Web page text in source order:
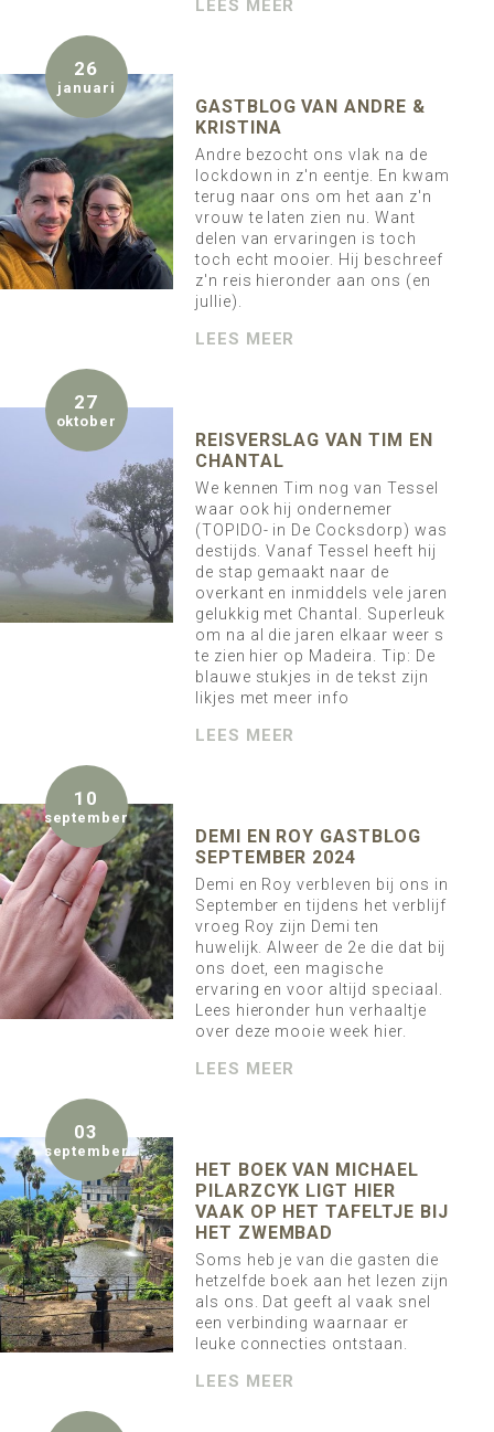
LEES MEER
26
januari
GASTBLOG VAN ANDRE &
KRISTINA
Andre bezocht ons vlak na de
lockdown in z'n eentje. En kwam
terug naar ons om het aan z'n
vrouw te laten zien nu. Want
delen van ervaringen is toch
toch echt mooier. Hij beschreef
z'n reis hieronder aan ons (en
jullie).
LEES MEER
27
oktober
REISVERSLAG VAN TIM EN
CHANTAL
We kennen Tim nog van Tessel
waar ook hij ondernemer
(TOPIDO- in De Cocksdorp) was
destijds. Vanaf Tessel heeft hij
de stap gemaakt naar de
overkant en inmiddels vele jaren
gelukkig met Chantal. Superleuk
om na al die jaren elkaar weer s
te zien hier op Madeira. Tip: De
blauwe stukjes in de tekst zijn
likjes met meer info
LEES MEER
10
september
DEMI EN ROY GASTBLOG
SEPTEMBER 2024
Demi en Roy verbleven bij ons in
September en tijdens het verblijf
vroeg Roy zijn Demi ten
huwelijk. Alweer de 2e die dat bij
ons doet, een magische
ervaring en voor altijd speciaal.
Lees hieronder hun verhaaltje
over deze mooie week hier.
LEES MEER
03
september
HET BOEK VAN MICHAEL
PILARZCYK LIGT HIER
VAAK OP HET TAFELTJE BIJ
HET ZWEMBAD
Soms heb je van die gasten die
hetzelfde boek aan het lezen zijn
als ons. Dat geeft al vaak snel
een verbinding waarnaar er
leuke connecties ontstaan.
LEES MEER